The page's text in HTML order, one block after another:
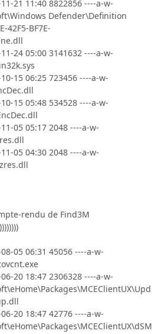
21 11:40 8822856 ----a-w-
Defender\Definition
42F5-BF7E-
24 05:00 3141632 ----a-w-
15 06:25 723456 ----a-w-
15 05:48 534528 ----a-w-
05 05:17 2048 ----a-w-
05 04:30 2048 ----a-w-
rendu de Find3M
05 06:31 45056 ----a-w-
20 18:47 2306328 ----a-w-
20 18:47 42776 ----a-w-